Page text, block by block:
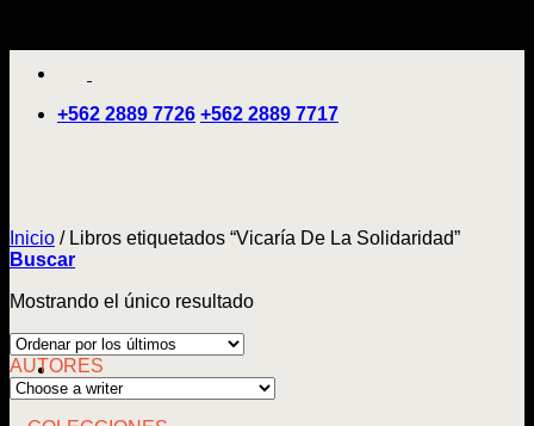
+562 2889 7726 +562 2889 7717
Inicio /Libros etiquetados “Vicaría De La Solidaridad”
Buscar
Mostrando el único resultado
AUTORES